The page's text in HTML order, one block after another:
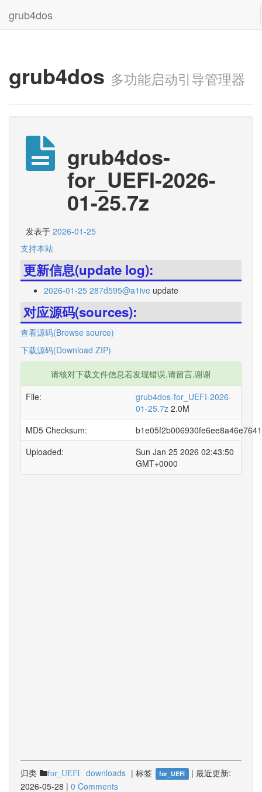
grub4dos
grub4dos 多功能启动引导管理器
grub4dos-
for_UEFI-2026-
01-25.7z
发表于 2026-01-25
支持本站
更新信息(update log):
2026-01-25 287d595@a1ive update
对应源码(sources):
查看源码(Browse source)
下载源码(Download ZIP)
请核对下载文件信息若发现错误,请留言,谢谢
File:
grub4dos-for_UEFI-2026-
01-25.7z 2.0M
MD5 Checksum:
Uploaded:
Sun Jan 25 2026 02:43:50
GMT+0000
归类 for_UEFI downloads | 标签 for_UEFI | 最近更新:
2026-05-28 | 0 Comments